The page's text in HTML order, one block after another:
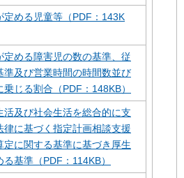
定める児童等（PDF：143K
定める障害児の数の基準、従
準及び営業時間の時間数並び
じる割合（PDF：148KB）
活及び社会生活を総合的に支
律に基づく指定計画相談支援
定に関する基準に基づき厚生
基準（PDF：114KB）